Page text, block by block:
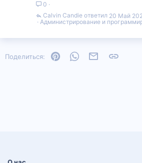
0
Администрирование и
20 Май
Calvin Candie
Поделиться: PinterestWhatsAppЭлектронная